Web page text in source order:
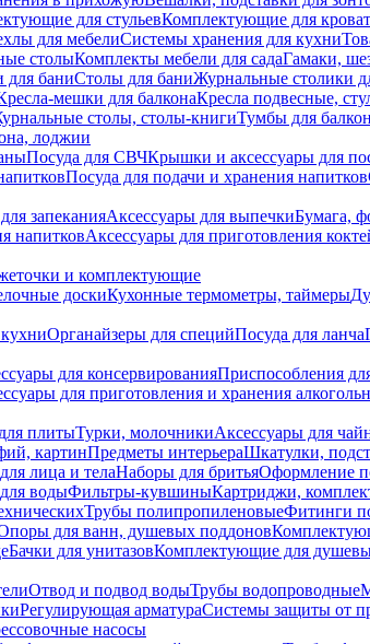
для стульевКомплектующие для
для мебелиСистемы хранения для кухни
столыКомплекты мебели для садаГамаки,
для баниСтолы для баниЖурнальные столики
мешки для балконаКресла подвесные,
столы, столы-книгиТумбы для
лоджии
Посуда для СВЧКрышки и аксессуары для
Посуда для подачи и хранения напитков
запеканияАксессуары для выпечкиБумага,
напитковАксессуары для приготовления
и комплектующие
доскиКухонные термометры, таймеры
Органайзеры для специйПосуда для ланча
для консервированияПриспособления
для приготовления и хранения
плитыТурки, молочникиАксессуары для
картинПредметы интерьераШкатулки,
лица и телаНаборы для бритьяОформление
водыФильтры-кувшиныКартриджи,
Трубы полипропиленовыеФитинги
для ванн, душевых поддонов
Бачки для унитазовКомплектующие для
Отвод и подвод водыТрубы водопроводные
Регулирующая арматураСистемы защиты от
насосы